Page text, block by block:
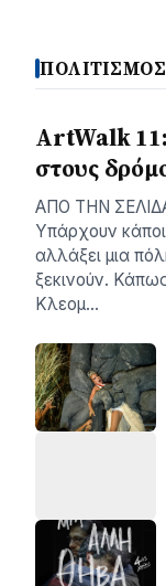
ΠΟΛΙΤΙΣΜΟΣ
ArtWalk
στους
AΠΟ ΤΗΝ ΣΕΛΙΔΑ
Υπάρχουν
αλλάξει μια
ξεκινούν.
Κλεομ…